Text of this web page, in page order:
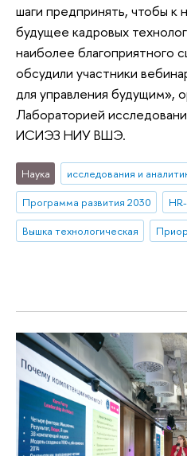
шаги предпринять, чтобы к
будущее кадровых
наиболее благоприятного
обсудили участники
для управления будущим»,
Лабораторией
ИСИЭЗ НИУ ВШЭ.
Наука исследования и
Программа развития 2030
Вышка технологическая